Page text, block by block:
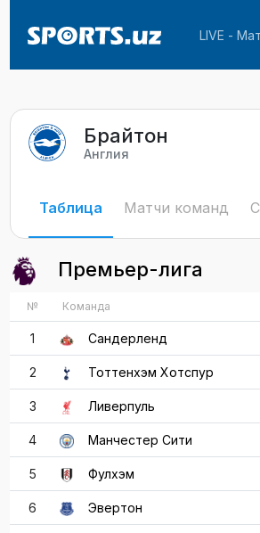
LIVE -
Брайтон
Англия
Таблица Матчи команд
Премьер-лига
№ Команда
1 Сандерленд
2 Тоттенхэм Хотспур
3 Ливерпуль
4 Манчестер Сити
5 Фулхэм
6 Эвертон